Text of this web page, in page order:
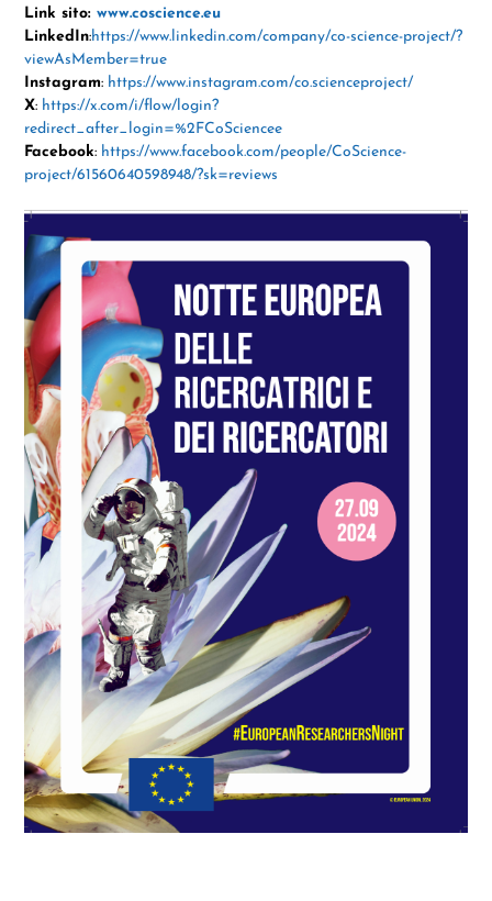
Link sito:www.coscience.eu
LinkedIn:https://www.linkedin.com/company/co-science-project/?
viewAsMember=true
Instagram: https://www.instagram.com/co.scienceproject/
X: https://x.com/i/flow/login?
redirect_after_login=%2FCoSciencee
Facebook: https://www.facebook.com/people/CoScience-
project/61560640598948/?sk=reviews